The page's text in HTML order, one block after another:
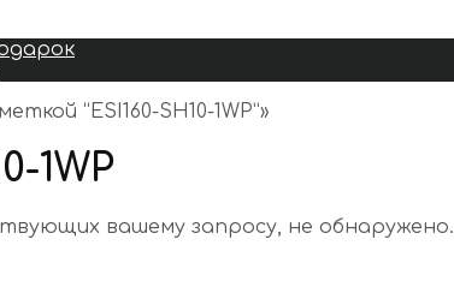
“ESI160-SH10-1WP”»
1WP
вашему запросу, не обнаружено.